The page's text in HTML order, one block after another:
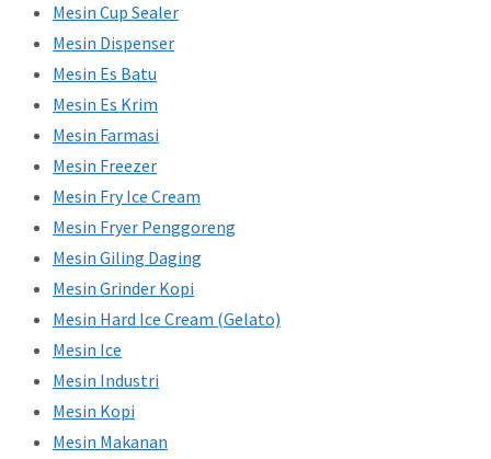
Mesin Cup Sealer
Mesin Dispenser
Mesin Es Batu
Mesin Es Krim
Mesin Farmasi
Mesin Freezer
Mesin Fry Ice Cream
Mesin Fryer Penggoreng
Mesin Giling Daging
Mesin Grinder Kopi
Mesin Hard Ice Cream (Gelato)
Mesin Ice
Mesin Industri
Mesin Kopi
Mesin Makanan